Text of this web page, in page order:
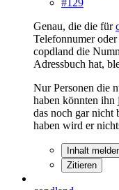
Genau, die die für
Telefonnumer
copdland die
Adressbuch hat,
Nur Personen die
haben könnten ihn
das noch gar nicht
haben wird er
Inhalt
Zitieren